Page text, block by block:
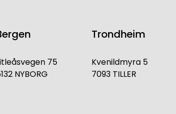
75
NYBORG
Trondheim
Kvenildmyra 5
7093 TILLER